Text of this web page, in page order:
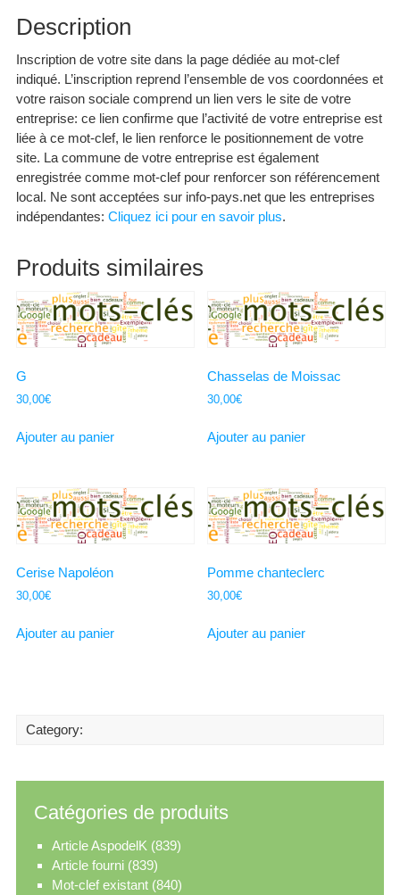
Description
Inscription de votre site dans la page dédiée au mot-clef
indiqué. L’inscription reprend l’ensemble de vos coordonnées et
votre raison sociale comprend un lien vers le site de votre
entreprise: ce lien confirme que l’activité de votre entreprise est
liée à ce mot-clef, le lien renforce le positionnement de votre
site. La commune de votre entreprise est également
enregistrée comme mot-clef pour renforcer son référencement
local. Ne sont acceptées sur info-pays.net que les entreprises
indépendantes: Cliquez ici pour en savoir plus.
Produits similaires
G
30,00€
Ajouter au panier
Chasselas de Moissac
30,00€
Ajouter au panier
Cerise Napoléon
30,00€
Ajouter au panier
Pomme chanteclerc
30,00€
Ajouter au panier
Category:
Catégories de produits
Article AspodelK (839)
Article fourni (839)
Mot-clef existant (840)